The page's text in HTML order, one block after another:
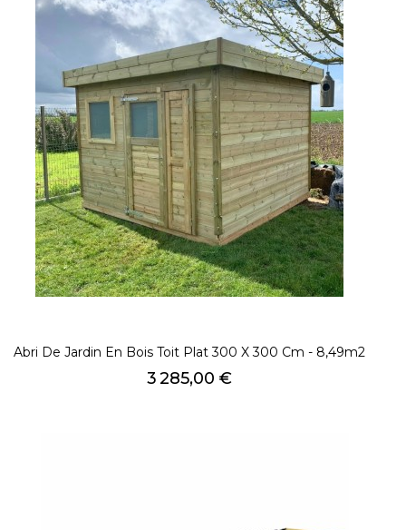
Abri De Jardin En Bois Toit Plat 300 X 300 Cm - 8,49m2
Prix
3 285,00 €